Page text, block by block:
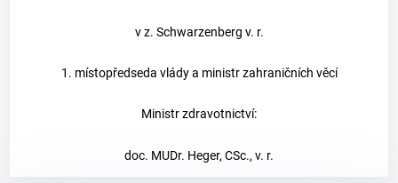
v z. Schwarzenberg v. r.
1. místopředseda vlády a ministr zahraničních věcí
Ministr zdravotnictví:
doc. MUDr. Heger, CSc., v. r.